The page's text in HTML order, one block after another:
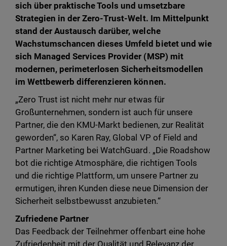
sich über praktische Tools und umsetzbare
Strategien in der Zero-Trust-Welt. Im Mittelpunkt
stand der Austausch darüber, welche
Wachstumschancen dieses Umfeld bietet und wie
sich Managed Services Provider (MSP) mit
modernen, perimeterlosen Sicherheitsmodellen
im Wettbewerb differenzieren können.
„Zero Trust ist nicht mehr nur etwas für
Großunternehmen, sondern ist auch für unsere
Partner, die den KMU-Markt bedienen, zur Realität
geworden“, so Karen Ray, Global VP of Field and
Partner Marketing bei WatchGuard. „Die Roadshow
bot die richtige Atmosphäre, die richtigen Tools
und die richtige Plattform, um unsere Partner zu
ermutigen, ihren Kunden diese neue Dimension der
Sicherheit selbstbewusst anzubieten.“
Zufriedene Partner
Das Feedback der Teilnehmer offenbart eine hohe